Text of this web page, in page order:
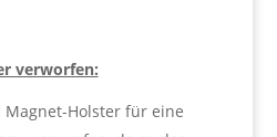
verworfen:
Holster für eine